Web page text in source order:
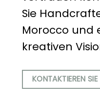
Sie
Morocco und
kreativen
KONTAKTIEREN SIE